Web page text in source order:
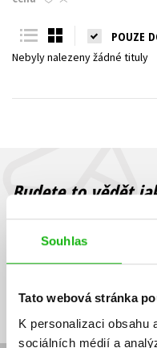
Souhlas
Tato webová stránka
K personalizaci obsahu
sociálních médií a
Young adult (SK)
POUZE
Nebyly nalezeny žádné tituly
Budete to vědět
Zajímá Vás, jaký knižní hit
sleva, jaká běží soutěž o
mailová
adresa
mailová
adresa
Vaše e-mailová adresa